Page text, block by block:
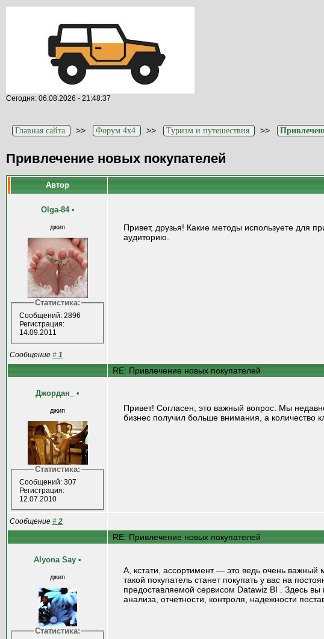
Сегодня: 06.08.2026 - 21:48:37
Главная сайта >> Форум 4x4 >> Туризм и путешествия >>
Привлечение новых покупателей
Автор
Olga-84 •
джип
Статистика:
Сообщений: 2896
Регистрация:
14.09.2011
Привет, друзья! Какие методы используете для
аудиторию.
Сообщение # 1
RE: Привлечение новых покупателей
Джордан_ •
джип
Статистика:
Сообщений: 307
Регистрация:
12.07.2010
Привет! Согласен, это важный вопрос. Мы
бизнес получил больше внимания, а количество
Сообщение # 2
RE: Привлечение новых покупателей
Alyona Say •
джип
Статистика:
А, кстати, ассортимент — это ведь очень
такой покупатель станет покупать у вас на
предоставляемой сервисом Datawiz BI . Здесь
анализа, отчетности, контроля, надежности